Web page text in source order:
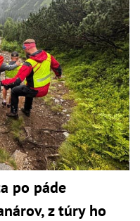
po páde
z túry ho